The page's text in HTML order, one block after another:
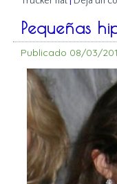
Pequeñas
Publicado 08/03/